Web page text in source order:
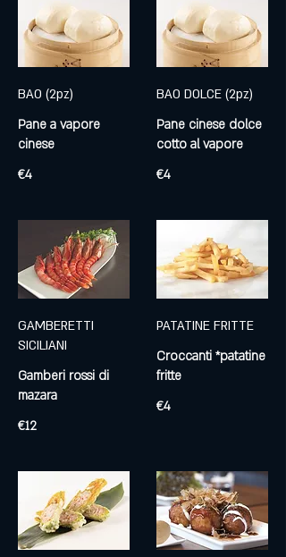
BAO (2pz)
Pane a vapore
cinese
€4
BAO DOLCE (2pz)
Pane cinese dolce
€4
GAMBERETTI
SICILIANI
Gamberi rossi di
mazara
€12
PATATINE FRITTE
Croccanti *patatine
fritte
€4